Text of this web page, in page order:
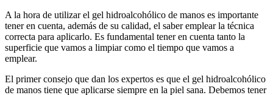
A la hora de utilizar el gel hidroalcohólico de manos es importante
tener en cuenta, además de su calidad, el saber emplear la técnica
correcta para aplicarlo. Es fundamental tener en cuenta tanto la
superficie que vamos a limpiar como el tiempo que vamos a
emplear.
El primer consejo que dan los expertos es que el gel hidroalcohólico
de manos tiene que aplicarse siempre en la piel sana. Debemos tener